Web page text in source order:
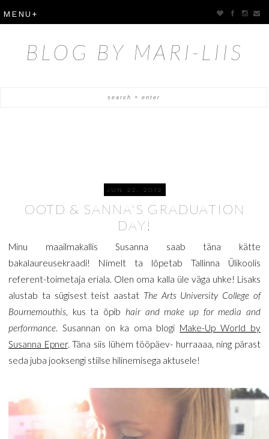
BLOG BY MARI-LIIS
JUN 22, 2012
OOTD & SANNA'S GRADUATION
DAY!
Minu maailmakallis Susanna saab täna kätte
bakalaureusekraadi! Nimelt ta lõpetab Tallinna Ülikoolis
referent-toimetaja eriala. Olen oma kalla üle väga uhke! Lisaks
alustab ta sügisest teist aastat The Arts University College of
Bournemouthis, kus ta õpib hair and make up for media and
performance. Susannan on ka oma blogi Make-Up World by
Susanna Epner. Täna siis lühem tööpäev- hurraaaa, ning pärast
seda juba jooksengi stiilse hilinemisega aktusele!